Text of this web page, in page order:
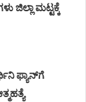
ಜಿಲ್ಲಾ ಮಟ್ಟಕ್ಕೆ
ಫ್ಯಾನ್‌ಗೆ